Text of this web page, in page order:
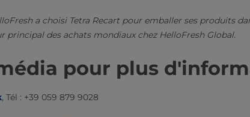
a choisi Tetra Recart pour emballer ses produits
principal des achats mondiaux chez HelloFresh Global.
pour plus
, Tél : +39 059 879 9028